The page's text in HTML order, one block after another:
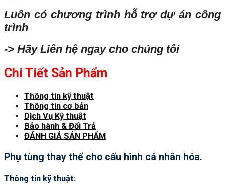
Luôn có chương trình hỗ trợ dự án công
trình
-> Hãy Liên hệ ngay cho chúng tôi
Chi Tiết Sản Phẩm
Thông tin kỹ thuật
Thông tin cơ bản
Dịch Vụ Kỹ thuật
Bảo hành & Đổi Trả
ĐÁNH GIÁ SẢN PHẨM
Phụ tùng thay thế cho cấu hình cá nhân hóa.
Thông tin kỹ thuật: